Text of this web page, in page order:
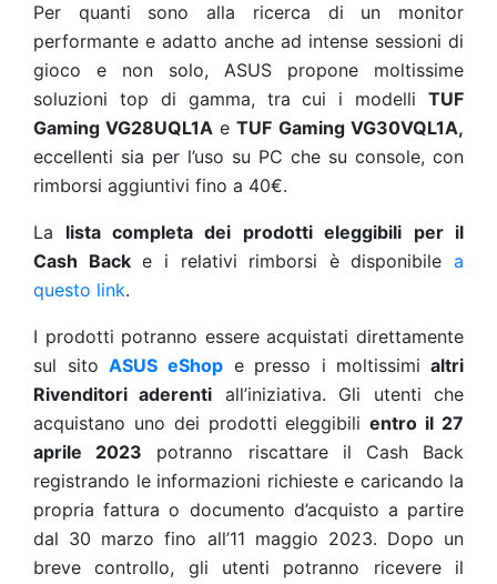
Per quanti sono alla ricerca di un monitor
performante e adatto anche ad intense sessioni di
gioco e non solo, ASUS propone moltissime
soluzioni top di gamma, tra cui i modelli TUF
Gaming VG28UQL1A eTUF Gaming VG30VQL1A,
eccellenti sia per l’uso su PC che su console, con
rimborsi aggiuntivi fino a 40€.
La lista completa dei prodotti eleggibili
per il
Cash Backe i relativi rimborsi è disponibile a
questo link.
I prodotti potranno essere acquistati direttamente
sul sitoASUS eShope presso i moltissimi altri
Rivenditori aderenti all’iniziativa. Gli utenti che
acquistano uno dei prodotti eleggibilientro il 27
aprile 2023 potranno riscattare il Cash Back
registrando le informazioni richieste e caricando la
propria fattura o documento d’acquisto a partire
dal 30 marzo fino all’11 maggio 2023. Dopo un
breve controllo, gli utenti potranno ricevere il